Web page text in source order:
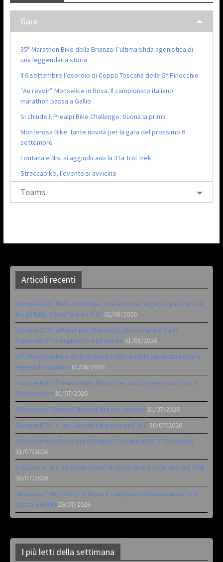
Gare
35ª Marathon Bike della Brianza: l’ultima sfida agonistica di
una leggendaria storia
Il 6 settembre l’esordio di Coppa Toscana della Gf Pinocchio
“Au revoir” Monselice in Rosa. Il campionato italiano
marathon passa a Gallio
Si chiude il Prealpi Bike Challenge: buona la prima
Monterosa Bike: tante novità per la gara del prossimo 6
settembre
Fontana e Nisi si aggiudicano la 31a Troi Trek
Straccabike, l’evento si avvicina
Teams
Articoli recenti
Europei XCO: titoli a Aldridge, Frei e Hutter. Argento per Zanotti
tra gli Elite. Corvi fora ed è 4^ 02/08/2026
Europei XCO: vittorie per Ghibaudo, Grossmann e Gallis.
Signorelli 5^ la migliore tra gli italiani 01/08/2026
35ª Marathon Bike della Brianza: l’ultima sfida agonistica di una
leggendaria storia 01/08/2026
Europei MTB: il Team Relay firma il secondo argento azzurro a
Monteceneri 31/07/2026
Attenzione: Samara Maxwell sta per tornare 31/07/2026
Europei MTB: a Juri Zanotti l’argento nell’XCC 30/07/2026
Il 6 settembre l’esordio di Coppa Toscana della Gf Pinocchio
31/07/2026
Situazione circuiti Contest360° dopo la Gran Fondo Marradi MTB
30/07/2026
“Au revoir” Monselice in Rosa. Il campionato italiano marathon
passa a Gallio 29/07/2026
I più letti della settimana